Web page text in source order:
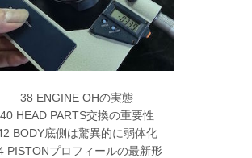
38 ENGINE OHの実態
HEAD PARTS交換の重要性
BODY底側は驚異的に弱体化
PISTONプロフィールの最新形